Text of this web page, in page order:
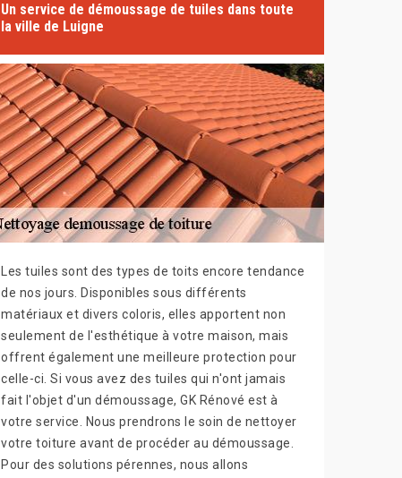
Un service de démoussage de tuiles dans toute
la ville de Luigne
Les tuiles sont des types de toits encore tendance
de nos jours. Disponibles sous différents
matériaux et divers coloris, elles apportent non
seulement de l'esthétique à votre maison, mais
offrent également une meilleure protection pour
celle-ci. Si vous avez des tuiles qui n'ont jamais
fait l'objet d'un démoussage, GK Rénové est à
votre service. Nous prendrons le soin de nettoyer
votre toiture avant de procéder au démoussage.
Pour des solutions pérennes, nous allons